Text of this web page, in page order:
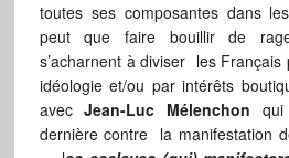
toutes ses composantes dans
peut que faire bouillir de
s’acharnent à diviser les
idéologie et/ou par intérêts
avecJean-Luc Mélenchon
dernière contre la manifestation